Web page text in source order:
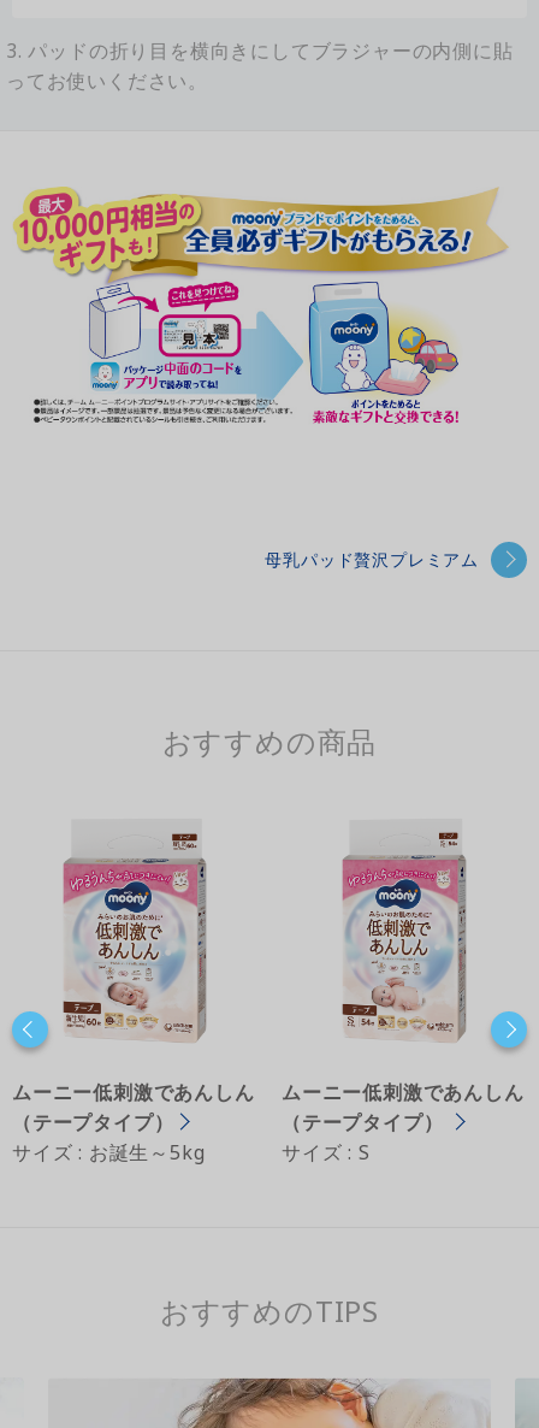
3. パッドの折り目を横向きにしてブラジャーの内側に貼
ってお使いください。
母乳パッド贅沢プレミアム
おすすめの商品
ムーニー低刺激であんしん
（テープタイプ）
サイズ : お誕生～5kg
ムーニー低刺激であんしん
（テープタイプ）
サイズ : S
おすすめのTIPS